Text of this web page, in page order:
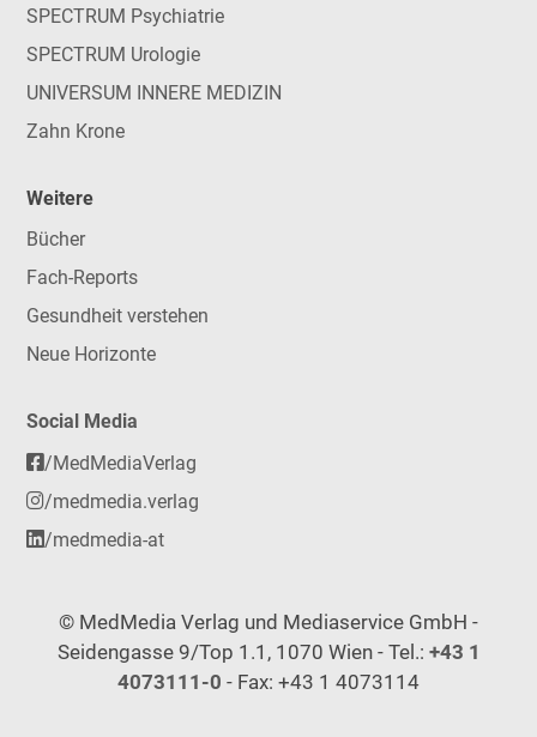
SPECTRUM Psychiatrie
SPECTRUM Urologie
UNIVERSUM INNERE MEDIZIN
Zahn Krone
Weitere
Bücher
Fach-Reports
Gesundheit verstehen
Neue Horizonte
Social Media
/MedMediaVerlag
/medmedia.verlag
/medmedia-at
© MedMedia Verlag und Mediaservice GmbH -
Seidengasse 9/Top 1.1, 1070 Wien - Tel.: +43 1
4073111-0 - Fax: +43 1 4073114